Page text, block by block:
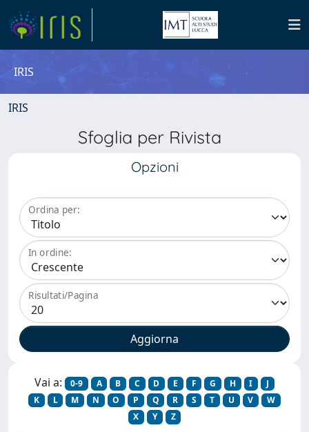
IRIS
IRIS
Sfoglia per Rivista
Opzioni
Ordina per:
In ordine:
Risultati/Pagina
Vai a: 0-9 A B C D E F G H I
J
K
L M N O P Q R S T U V
W
X
Y Z